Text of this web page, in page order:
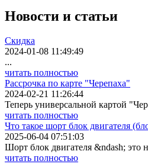
Новости и статьи
Скидка
2024-01-08 11:49:49
...
читать полностью
Рассрочка по карте "Черепаха"
2024-02-21 11:26:44
Теперь универсальной картой
читать полностью
Что такое шорт блок двигателя
2025-06-04 07:51:03
Шорт блок двигателя &ndash; это
читать полностью